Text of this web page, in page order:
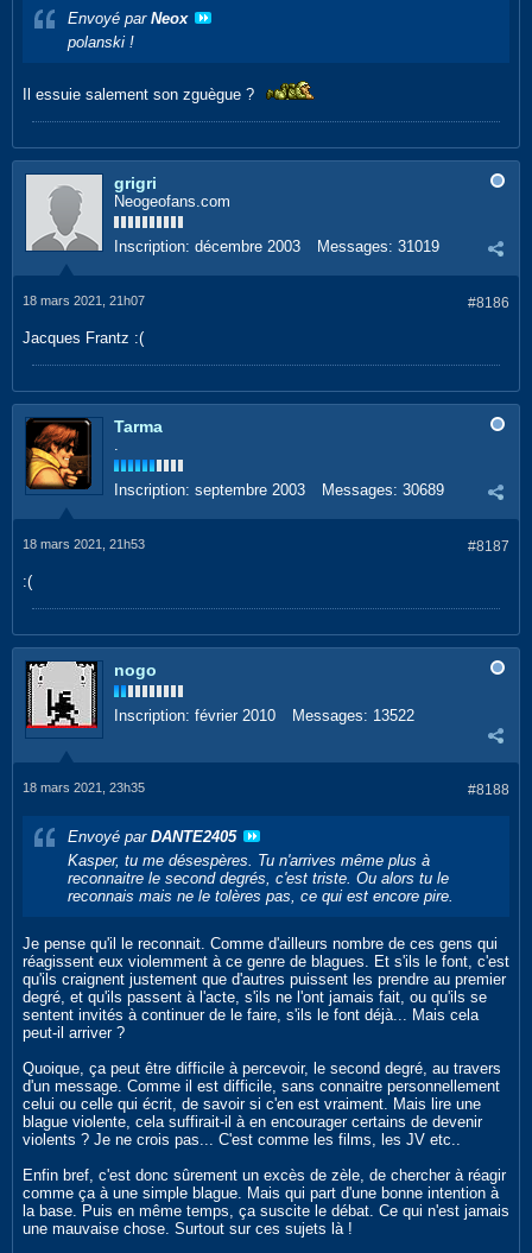
Envoyé par Neox
polanski !
Il essuie salement son zguègue ?
grigri
Neogeofans.com
Inscription: décembre 2003 Messages: 31019
#8186
18 mars 2021, 21h07
Jacques Frantz :(
Tarma
Inscription: septembre 2003 Messages: 30689
#8187
18 mars 2021, 21h53
:(
nogo
Inscription: février 2010 Messages: 13522
#8188
18 mars 2021, 23h35
Envoyé par DANTE2405
Kasper, tu me désespères. Tu n'arrives même plus à
reconnaitre le second degrés, c'est triste. Ou alors tu le
reconnais mais ne le tolères pas, ce qui est encore pire.
Je pense qu'il le reconnait. Comme d'ailleurs nombre de ces gens qui
réagissent eux violemment à ce genre de blagues. Et s'ils le font, c'est
qu'ils craignent justement que d'autres puissent les prendre au premier
degré, et qu'ils passent à l'acte, s'ils ne l'ont jamais fait, ou qu'ils se
sentent invités à continuer de le faire, s'ils le font déjà... Mais cela
peut-il arriver ?
Quoique, ça peut être difficile à percevoir, le second degré, au travers
d'un message. Comme il est difficile, sans connaitre personnellement
celui ou celle qui écrit, de savoir si c'en est vraiment. Mais lire une
blague violente, cela suffirait-il à en encourager certains de devenir
violents ? Je ne crois pas... C'est comme les films, les JV etc..
Enfin bref, c'est donc sûrement un excès de zèle, de chercher à réagir
comme ça à une simple blague. Mais qui part d'une bonne intention à
la base. Puis en même temps, ça suscite le débat. Ce qui n'est jamais
une mauvaise chose. Surtout sur ces sujets là !